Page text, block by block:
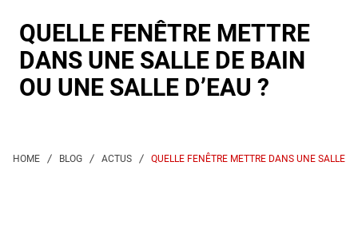
QUELLE FENÊTRE METTRE
DANS UNE SALLE DE BAIN
OU UNE SALLE D’EAU ?
QUELLE FENÊTRE METTRE DANS UNE SALLE